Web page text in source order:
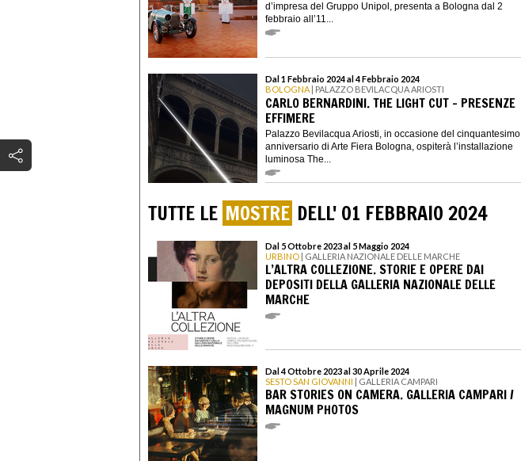
d’impresa del Gruppo Unipol, presenta a Bologna dal 2
febbraio all’11...
Dal 1 Febbraio 2024 al 4 Febbraio 2024
BOLOGNA | PALAZZO BEVILACQUA ARIOSTI
CARLO BERNARDINI. THE LIGHT CUT – PRESENZE
EFFIMERE
Palazzo Bevilacqua Ariosti, in occasione del cinquantesimo
anniversario di Arte Fiera Bologna, ospiterà l’installazione
luminosa The...
TUTTE LE MOSTRE DELL' 01 FEBBRAIO 2024
Dal 5 Ottobre 2023 al 5 Maggio 2024
URBINO | GALLERIA NAZIONALE DELLE MARCHE
L’ALTRA COLLEZIONE. STORIE E OPERE DAI
DEPOSITI DELLA GALLERIA NAZIONALE DELLE
MARCHE
Dal 4 Ottobre 2023 al 30 Aprile 2024
SESTO SAN GIOVANNI | GALLERIA CAMPARI
BAR STORIES ON CAMERA. GALLERIA CAMPARI /
MAGNUM PHOTOS